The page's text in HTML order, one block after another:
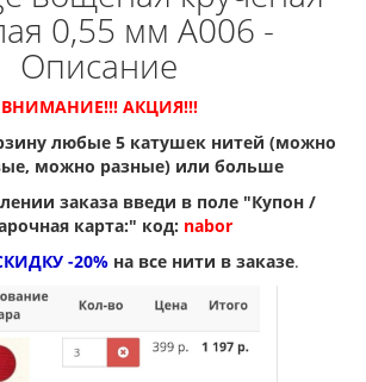
0,55 мм A006 -
Описание
ВНИМАНИЕ!!! АКЦИЯ!!!
любые 5 катушек нитей (можно
можно разные) или больше
заказа введи в поле "Купон /
карта:" код: nabor
-20%на все нити в заказе.